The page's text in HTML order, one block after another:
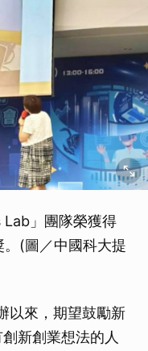
」團隊榮獲得
(圖／中國科大提
以來，期望鼓勵新
新創業想法的人